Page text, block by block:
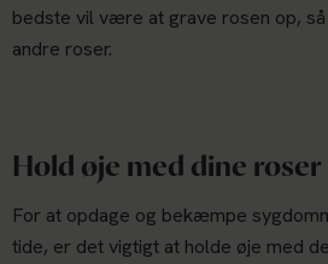
bedste vil være at grave rosen op,
andre roser.
Hold øje med dine roser
For at opdage og bekæmpe
tide, er det vigtigt at holde øje med